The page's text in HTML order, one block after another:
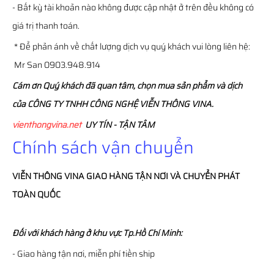
- Bất kỳ tài khoản nào không được cập nhật ở trên đều không có
giá trị thanh toán.
* Để phản ánh về chất lượng dịch vụ quý khách vui lòng liên hệ:
Mr San 0903.948.914
Cám ơn Quý khách đã quan tâm, chọn mua sản phẩm và dịch
của CÔNG TY TNHH CÔNG NGHỆ VIỄN THÔNG VINA.
vienthongvina.netUY TÍN - TẬN TÂM
Chính sách vận chuyển
VIỄN THÔNGVINAGIAO HÀNG TẬN NƠI VÀ CHUYỂN PHÁT
TOÀN QUỐC
Đối với khách hàng ở khu vực Tp.Hồ Chí Minh:
- Giao hàng tận nơi, miễn phí tiền ship